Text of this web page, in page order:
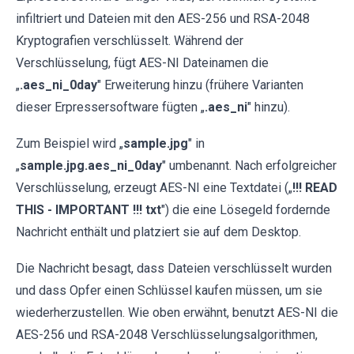
infiltriert und Dateien mit den AES-256 und RSA-2048
Kryptografien verschlüsselt. Während der
Verschlüsselung, fügt AES-NI Dateinamen die
„.aes_ni_0day" Erweiterung hinzu (frühere Varianten
dieser Erpressersoftware fügten „.aes_ni" hinzu).
Zum Beispiel wird „sample.jpg" in
„sample.jpg.aes_ni_0day" umbenannt. Nach erfolgreicher
Verschlüsselung, erzeugt AES-NI eine Textdatei („!!! READ
THIS - IMPORTANT !!! txt") die eine Lösegeld fordernde
Nachricht enthält und platziert sie auf dem Desktop.
Die Nachricht besagt, dass Dateien verschlüsselt wurden
und dass Opfer einen Schlüssel kaufen müssen, um sie
wiederherzustellen. Wie oben erwähnt, benutzt AES-NI die
AES-256 und RSA-2048 Verschlüsselungsalgorithmen,